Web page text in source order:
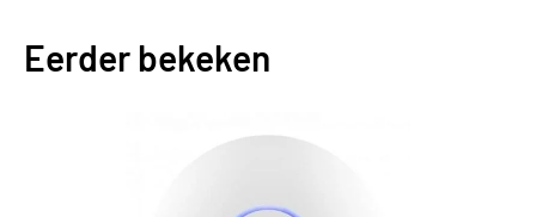
Eerder bekeken